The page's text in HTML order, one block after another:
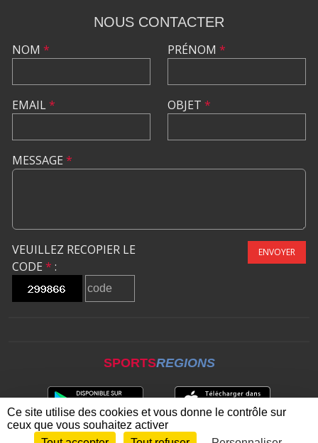
NOUS CONTACTER
NOM *
EMAIL*
PRÉNOM *
OBJET *
MESSAGE *
VEUILLEZ RECOPIER LE
CODE * :
ENVOYER
SPORTSREGIONS
Ce site utilise des cookies et vous donne le contrôle sur
ceux que vous souhaitez activer